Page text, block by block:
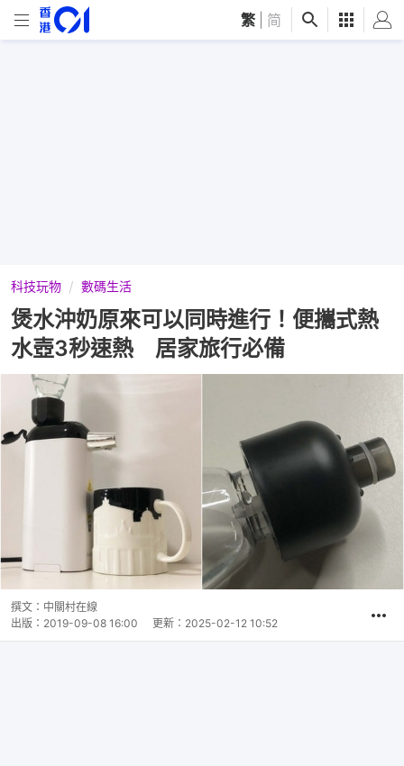
繁 简
科技玩物 數碼生活
煲水沖奶原來可以同時進行！便攜式熱
水壺3秒速熱 居家旅行必備
撰文： 中關村在線
出版： 2019-09-08 16:00 更新： 2025-02-12 10:52